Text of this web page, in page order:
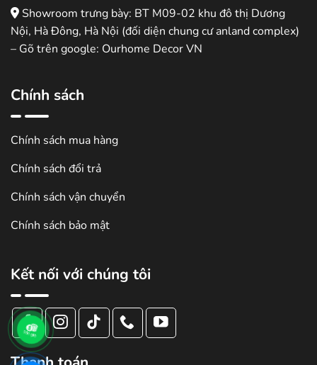
Showroom trưng bày: BT M09-02 khu đô thị Dương
Nội, Hà Đông, Hà Nội (đối diện chung cư anland complex)
– Gõ trên google: Ourhome Decor VN
Chính sách
Chính sách mua hàng
Chính sách đổi trả
Chính sách vận chuyển
Chính sách bảo mật
Kết nối với chúng tôi